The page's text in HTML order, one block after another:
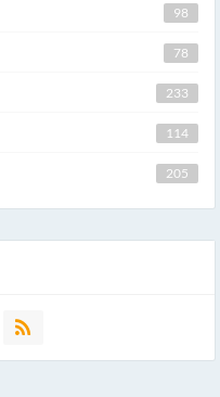
98
78
233
114
205